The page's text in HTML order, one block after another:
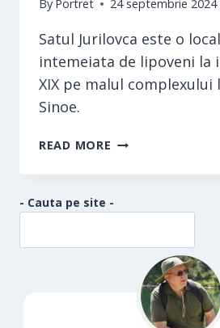
By Portret 24 septembrie 2024
Satul Jurilovca este o
intemeiata de lipoveni la
XIX pe malul complexului
Sinoe.
READ MORE JURILOVCA
- Cauta pe site -